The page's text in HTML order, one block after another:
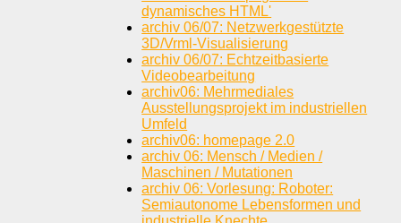
dynamisches HTML'
archiv 06/07: Netzwerkgestützte
3D/Vrml-Visualisierung
archiv 06/07: Echtzeitbasierte
Videobearbeitung
archiv06: Mehrmediales
Ausstellungsprojekt im industriellen
Umfeld
archiv06: homepage 2.0
archiv 06: Mensch / Medien /
Maschinen / Mutationen
archiv 06: Vorlesung: Roboter:
Semiautonome Lebensformen und